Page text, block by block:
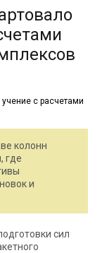
колонн
где
и
сил